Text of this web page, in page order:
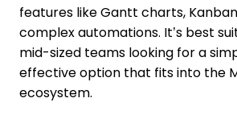
features like Gantt charts,
complex automations. It’s best
mid-sized teams looking for a
effective option that fits into the
ecosystem.